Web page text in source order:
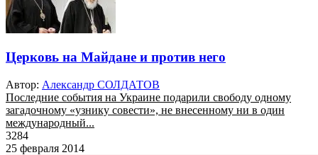
Церковь на Майдане и против него
Автор: Александр СОЛДАТОВ
Последние события на Украине подарили свободу одному
загадочному «узнику совести», не внесенному ни в один
международный...
3284
25 февраля 2014